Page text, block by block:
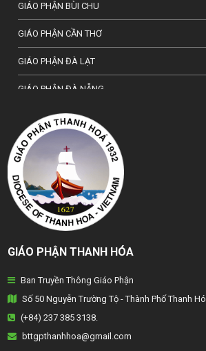
GIÁO PHẬN BÙI CHU
GIÁO PHẬN CẦN THƠ
GIÁO PHẬN ĐÀ LẠT
GIÁO PHẬN ĐÀ NẴNG
TỔNG GIÁO PHẬN HÀ NỘI
GIÁO PHẬN HẢI PHÒNG
TỔNG GIÁO PHẬN HUẾ
GIÁO PHẬN HƯNG HOÁ
GIÁO PHẬN KON TUM
GIÁO PHẬN LẠNG SƠN
GIÁO PHẬN LONG XUYÊN
GIÁO PHẬN PHAN THIẾT
GIÁO PHẬN THANH HÓA
Ban Truyền Thông Giáo Phận
Số 50 Nguyễn Trường Tộ - Thành Phố Thanh
(+84) 237 385 3138.
bttgpthanhhoa@gmail.com